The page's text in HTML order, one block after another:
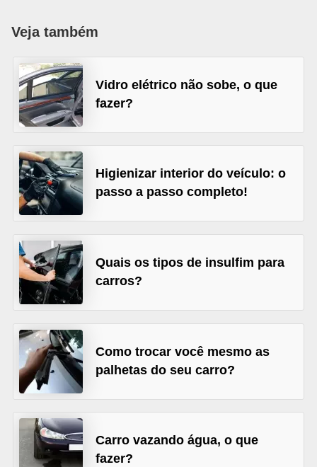
Veja também
Vidro elétrico não sobe, o que
fazer?
Higienizar interior do veículo: o
passo a passo completo!
Quais os tipos de insulfim para
carros?
Como trocar você mesmo as
palhetas do seu carro?
Carro vazando água, o que
fazer?
i
A
u
t
m
ó
v
i
s
v
e
í
c
u
l
o
s